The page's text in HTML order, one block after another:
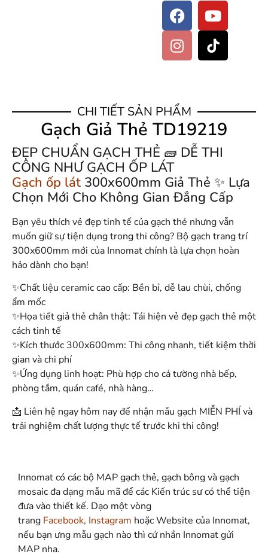
CHI TIẾT SẢN PHẨM
Gạch Giả Thẻ TD19219
ĐẸP CHUẨN GẠCH THẺ 🧱 DỄ THI
CÔNG NHƯ GẠCH ỐP LÁT
Gạch ốp lát 300x600mm Giả Thẻ ✨ Lựa
Chọn Mới Cho Không Gian Đẳng Cấp
Bạn yêu thích vẻ đẹp tinh tế của gạch thẻ nhưng vẫn
muốn giữ sự tiện dụng trong thi công? Bộ gạch trang trí
300x600mm mới của Innomat chính là lựa chọn hoàn
hảo dành cho bạn!
✨Chất liệu ceramic cao cấp: Bền bỉ, dễ lau chùi, chống
ẩm mốc
✨Họa tiết giả thẻ chân thật: Tái hiện vẻ đẹp gạch thẻ một
cách tinh tế
✨Kích thước 300x600mm: Thi công nhanh, tiết kiệm thời
gian và chi phí
✨Ứng dụng linh hoạt: Phù hợp cho cả tường nhà bếp,
phòng tắm, quán café, nhà hàng…
📩 Liên hệ ngay hôm nay để nhận mẫu gạch MIỄN PHÍ và
trải nghiệm chất lượng thực tế trước khi thi công!
Innomat có các bộ MAP gạch thẻ, gạch bông và gạch
mosaic đa dạng mẫu mã để các Kiến trúc sư có thể tiện
đưa vào thiết kế. Dạo một vòng
trang Facebook, Instagram hoặc Website của Innomat,
nếu bạn ưng mẫu gạch nào thì cứ nhắn Innomat gửi
MAP nha.